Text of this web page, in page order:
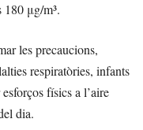
180 μg/m³.
les precaucions,
respiratòries, infants
físics a l’aire
dia.